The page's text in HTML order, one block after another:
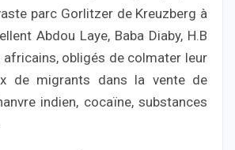
parc Gorlitzer de Kreuzberg à
Abdou Laye, Baba Diaby, H.B
africains, obligés de colmater leur
de migrants dans la vente de
indien, cocaïne, substances